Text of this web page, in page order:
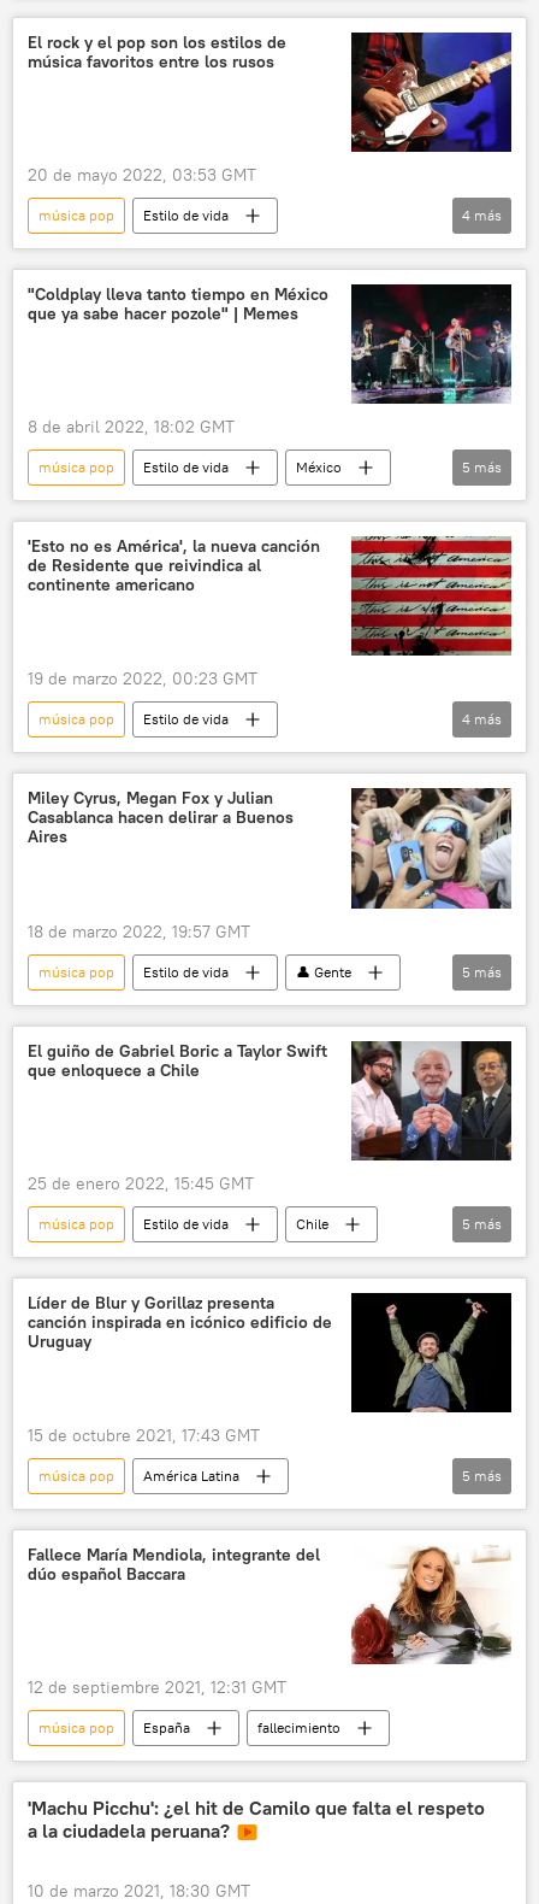
El rock y el pop son los estilos de
música favoritos entre los rusos
20 de mayo 2022, 03:53 GMT
música pop
Estilo de vida
🎭 Arte y cultura
Rusia
rock
🌍 Europa
Moscú
4 más
"Coldplay lleva tanto tiempo en México
que ya sabe hacer pozole" | Memes
8 de abril 2022, 18:02 GMT
música pop Estilo de vida
México
Coldplay
Ciudad de México (CDMX)
sociedad
🎭 Arte y cultura música
5 más
'Esto no es América', la nueva canción
de Residente que reivindica al
continente americano
19 de marzo 2022, 00:23 GMT
música pop
Estilo de vida
🎭 Arte y cultura
Childish Gambino
música
latinoamérica Puerto Rico
4 más
Miley Cyrus, Megan Fox y Julian
Casablanca hacen delirar a Buenos
Aires
18 de marzo 2022, 19:57 GMT
música pop Estilo de vida
👤 Gente
Argentina
música
Miley Cyrus
Rihanna
Megan Fox
5 más
El guiño de Gabriel Boric a Taylor Swift
que enloquece a Chile
25 de enero 2022, 15:45 GMT
música pop Estilo de vida
Chile
Twitter
música
Gabriel Boric
Taylor Swift
👤 Gente
5 más
Líder de Blur y Gorillaz presenta
canción inspirada en icónico edificio de
Uruguay
15 de octubre 2021, 17:43 GMT
música pop
América Latina
🎭 Arte y cultura
Uruguay
Reino Unido
Montevideo
5 más
Fallece María Mendiola, integrante del
dúo español Baccara
12 de septiembre 2021, 12:31 GMT
música pop España fallecimiento
'Machu Picchu': ¿el hit de Camilo que falta el respeto
a la ciudadela peruana?
10 de marzo 2021, 18:30 GMT